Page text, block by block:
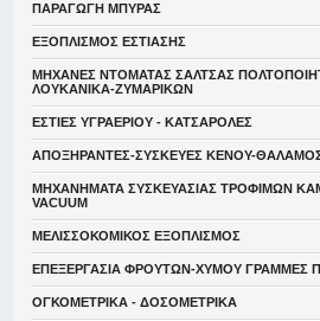
ΠΑΡΑΓΩΓΗ ΜΠΥΡΑΣ
ΕΞΟΠΛΙΣΜΟΣ ΕΣΤΙΑΣΗΣ
ΜΗΧΑΝΕΣ ΝΤΟΜΑΤΑΣ ΣΑΛΤΣΑΣ
ΛΟΥΚΑΝΙΚΑ-ΖΥΜΑΡΙΚΩΝ
ΕΣΤΙΕΣ ΥΓΡΑΕΡΙΟΥ - ΚΑΤΣΑΡΟΛΕΣ
ΑΠΟΞΗΡΑΝΤΕΣ-ΣΥΣΚΕΥΕΣ ΚΕΝΟΥ-
ΜΗΧΑΝΗΜΑΤΑ ΣΥΣΚΕΥΑΣΙΑΣ ΤΡΟΦΙΜΩΝ
VACUUM
ΜΕΛΙΣΣΟΚΟΜΙΚΟΣ ΕΞΟΠΛΙΣΜΟΣ
ΕΠΕΞΕΡΓΑΣΙΑ ΦΡΟΥΤΩΝ-ΧΥΜΟΥ ΓΡΑΜΜΕΣ
ΟΓΚΟΜΕΤΡΙΚΑ - ΔΟΣΟΜΕΤΡΙΚΑ